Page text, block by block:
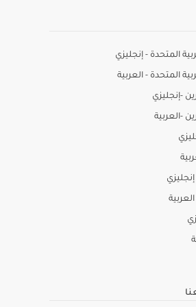
المتحدة - إنجليزي
المتحدة - العربية
-إنجليزي
-العربية